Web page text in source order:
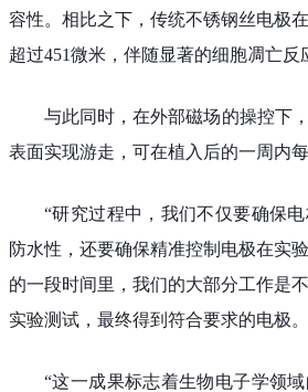
容性。相比之下，传统不锈钢丝电极
超过451微米，伴随显著的细胞凋亡反
与此同时，在外部磁场的操控下
表面实现游走，可在植入后的一周内
“研究过程中，我们不仅要确保电
防水性，还要确保精准控制电极在实
的一段时间里，我们的大部分工作是
实验测试，最终得到符合要求的电极。
“这一成果标志着生物电子学领